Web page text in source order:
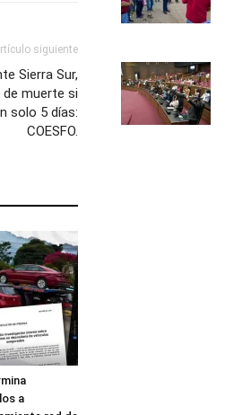
siguiente
Sierra Sur,
muerte si
solo 5 días:
COESFO.
a